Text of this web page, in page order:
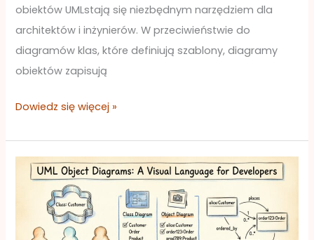
obiektów UMLstają się niezbędnym narzędziem dla
architektów i inżynierów. W przeciwieństwie do
diagramów klas, które definiują szablony, diagramy
obiektów zapisują
Dowiedz się więcej »
Diagramy
obiektów
język